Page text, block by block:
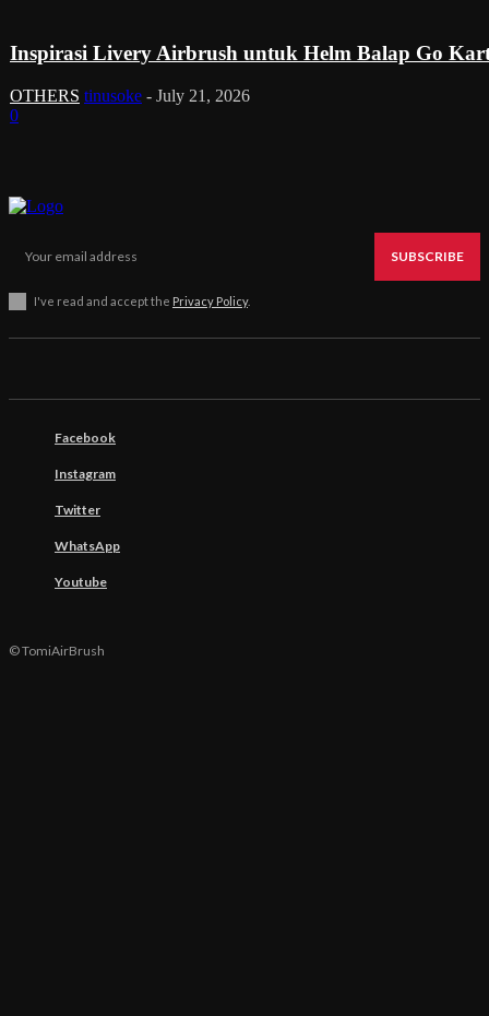
Inspirasi Livery Airbrush untuk Helm Balap Go
OTHERS tinusoke - July 21, 2026
0
SUBSCRIBE
I've read and accept the Privacy Policy.
Facebook
Instagram
Twitter
WhatsApp
Youtube
© TomiAirBrush